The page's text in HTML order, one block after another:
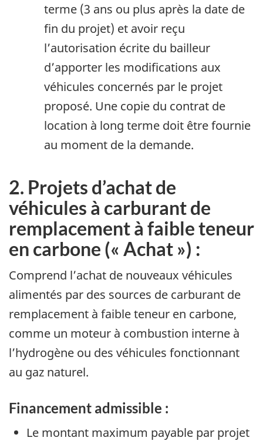
terme (3 ans ou plus après la date de
fin du projet) et avoir reçu
l’autorisation écrite du bailleur
d’apporter les modifications aux
véhicules concernés par le projet
proposé. Une copie du contrat de
location à long terme doit être fournie
au moment de la demande.
2. Projets d’achat de
véhicules à carburant de
remplacement à faible teneur
en carbone (« Achat ») :
Comprend l’achat de nouveaux véhicules
alimentés par des sources de carburant de
remplacement à faible teneur en carbone,
comme un moteur à combustion interne à
l’hydrogène ou des véhicules fonctionnant
au gaz naturel.
Financement admissible :
Le montant maximum payable par projet